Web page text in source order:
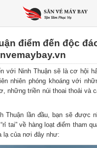
điểm đến độc
với Ninh Thuận sẽ là cơ hội
nhiên phóng khoáng với
những triền núi thoai thoải và
Thuận lần đầu, bạn sẽ được
tai” về hàng loạt điểm tham
lạ của nơi đây như: